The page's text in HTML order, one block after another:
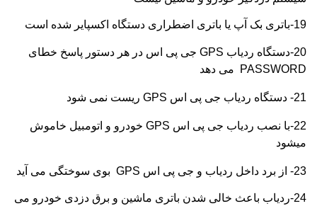
19-باتری بک آپ یا باتری اضطراری دستگاه اکسپایر شده است
20-دستگاه ردیاب GPS جی پی اس در هر دستور پاسخ خطای
PASSWORD
می دهد
21- دستگاه ردیاب جی پی اس GPS ریست نمی شود
22-با نصب ردیاب جی پی اس GPS خودرو و اتومبیل خاموش
میشود
23- از برد داخل ردیاب و جی پی اس GPS بوی سوختگی می آید
24-ردیاب باعث خالی شدن باتری ماشین و برق دزدی خودرو می